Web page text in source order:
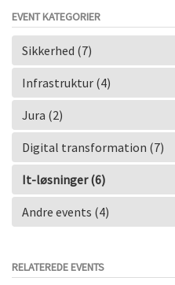
EVENT KATEGORIER
Sikkerhed (7)
Infrastruktur (4)
Jura (2)
Digital transformation (7)
It-løsninger (6)
Andre events (4)
RELATEREDE EVENTS